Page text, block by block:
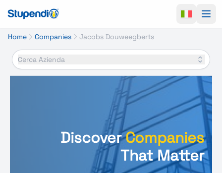
Home Companies Jacobs Douweegberts
Cerca Azienda
DiscoverCompanies
That Matter